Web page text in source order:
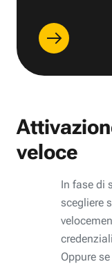
veloce
In fase di
scegliere
Oppure